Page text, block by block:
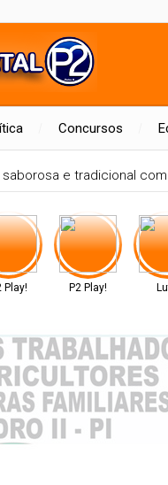
Concursos
e tradicional
Play! P2 Play!